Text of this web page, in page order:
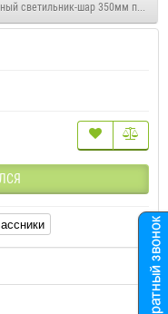
светильник-шар 350мм